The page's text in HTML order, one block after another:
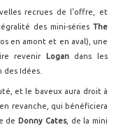
recrues de l'offre, et
des mini-séries The
en amont et en aval), une
revenir Logan dans les
Idées.
et le baveux aura droit à
revanche, qui bénéficiera
de Donny Cates, de la mini